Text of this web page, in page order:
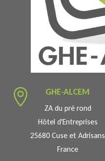
 GHE-ALCEM
ZA du pré rond
Hôtel d'Entreprises
25680 Cuse et Adrisans
France